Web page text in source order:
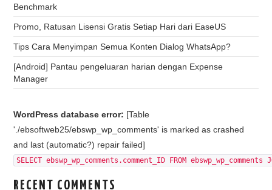
Benchmark
Promo, Ratusan Lisensi Gratis Setiap Hari dari EaseUS
Tips Cara Menyimpan Semua Konten Dialog WhatsApp?
[Android] Pantau pengeluaran harian dengan Expense
Manager
WordPress database error: [Table
'./ebsoftweb25/ebswp_wp_comments' is marked as crashed
and last (automatic?) repair failed]
SELECT ebswp_wp_comments.comment_ID FROM
RECENT COMMENTS